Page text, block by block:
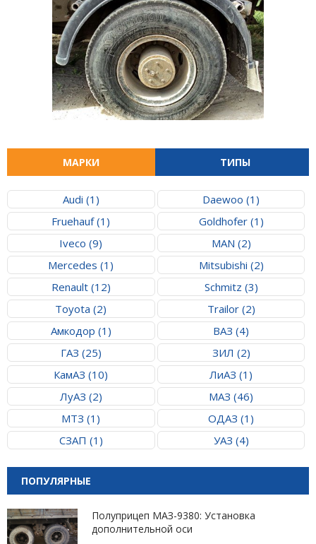
МАРКИ ТИПЫ
Audi (1)
Daewoo (1)
Fruehauf (1)
Goldhofer (1)
Iveco (9)
MAN (2)
Mercedes (1)
Mitsubishi (2)
Renault (12)
Schmitz (3)
Toyota (2)
Trailor (2)
Амкодор (1)
ВАЗ (4)
ГАЗ (25)
ЗИЛ (2)
КамАЗ (10)
ЛиАЗ (1)
ЛуАЗ (2)
МАЗ (46)
МТЗ (1)
ОДАЗ (1)
СЗАП (1)
УАЗ (4)
ПОПУЛЯРНЫЕ
Полуприцеп МАЗ-9380: Установка
дополнительной оси